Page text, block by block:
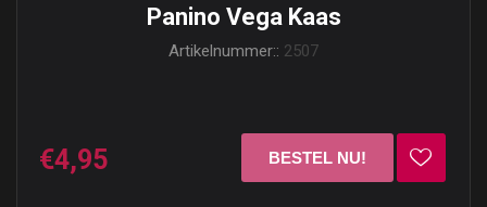
Panino Vega Kaas
Artikelnummer:: 2507
€4,95